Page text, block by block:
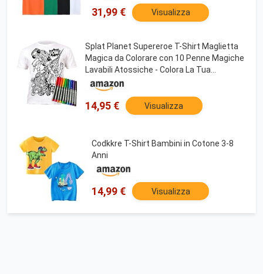
31,99 € Visualizza
Splat Planet Supereroe T-Shirt Maglietta
Magica da Colorare con 10 Penne Magiche
Lavabili Atossiche - Colora La Tua
Maglietta, Colora E Lava Via E Ricolora (7-8
Years)
14,95 € Visualizza
Codkkre T-Shirt Bambini in Cotone 3-8
Anni
14,99 € Visualizza